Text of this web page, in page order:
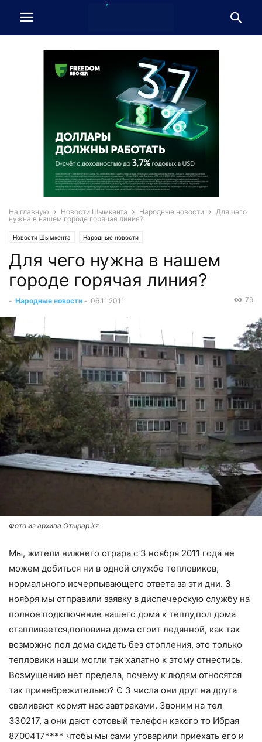
На главную Новости Шымкента Народные новости
Для чего
нужна в нашем городе горячая линия?
Новости Шымкента Народные новости
Для чего нужна в нашем
городе горячая линия?
- Народные новости - 06.11.2011 79
Фото из архива Отырар.kz
Мы, жители нижнего отрара с 3 ноября 2011 года не
можем добиться ни в одной службе тепловиков,
нормального исчерпывающего ответа за эти дни. 3
ноября мы отправили заявку в диспечерскую службу на
полное подключение нашего дома к теплу,пол дома
отапливается,половина дома стоит ледянной, как так
возможно пол дома сидеть без отопления, это только
тепловики наши могли так халатно к этому отнестись.
Возмущению нет предела, почему к людям относятся
так принебрежительно? С 3 числа они друг на друга
сваливают кормят нас завтраками. Звоним на тел
330217, а они дают сотовый телефон какого то Ибрая
8700417**** чтобы мы сами уговарили приехать его и